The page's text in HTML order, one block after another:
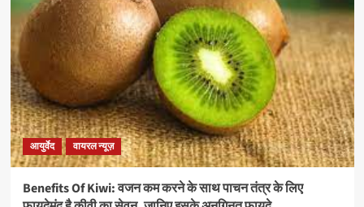
आयुर्वेद वायरल न्यूज़
Benefits Of Kiwi: वजन कम करने के साथ पाचन तंत्र के लिए